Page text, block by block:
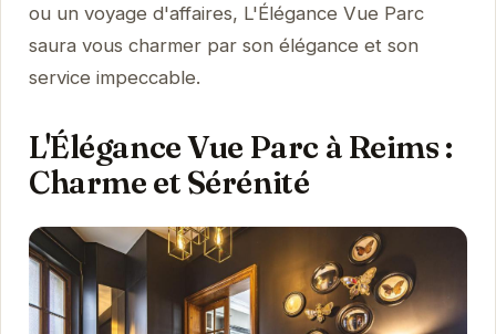
ou un voyage d'affaires, L'Élégance Vue Parc
saura vous charmer par son élégance et son
service impeccable.
L'Élégance Vue Parc à Reims :
Charme et Sérénité